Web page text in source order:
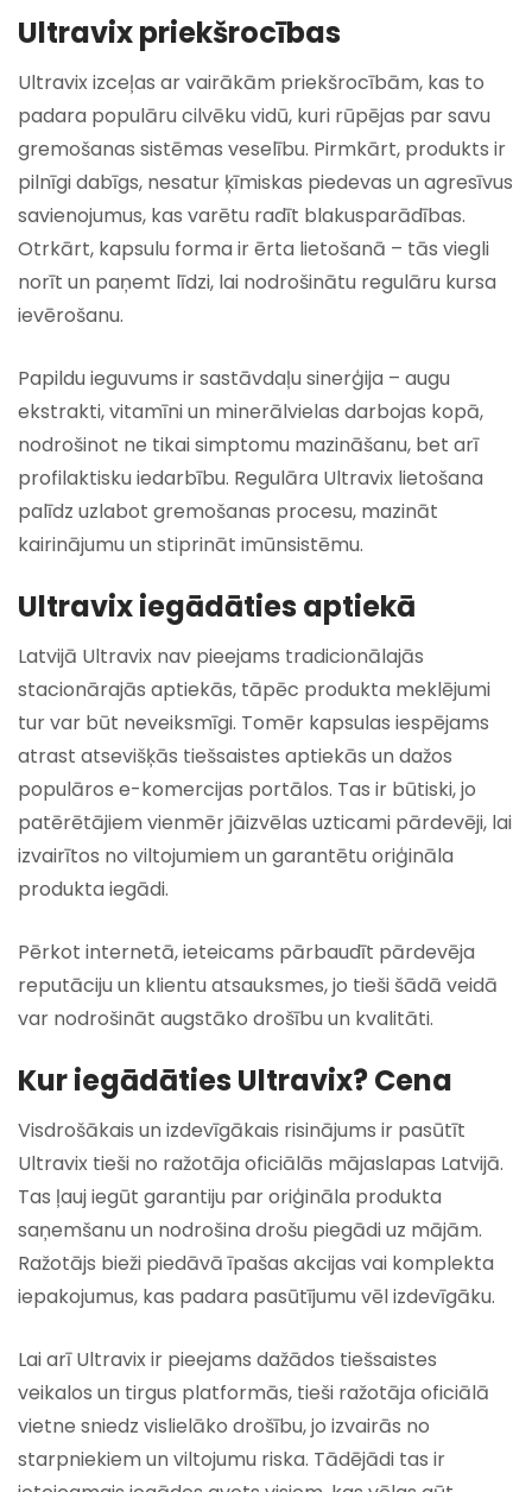
Ultravix priekšrocības
Ultravix izceļas ar vairākām priekšrocībām, kas to
padara populāru cilvēku vidū, kuri rūpējas par savu
gremošanas sistēmas veselību. Pirmkārt, produkts ir
pilnīgi dabīgs, nesatur ķīmiskas piedevas un agresīvus
savienojumus, kas varētu radīt blakusparādības.
Otrkārt, kapsulu forma ir ērta lietošanā – tās viegli
norīt un paņemt līdzi, lai nodrošinātu regulāru kursa
ievērošanu.
Papildu ieguvums ir sastāvdaļu sinerģija – augu
ekstrakti, vitamīni un minerālvielas darbojas kopā,
nodrošinot ne tikai simptomu mazināšanu, bet arī
profilaktisku iedarbību. Regulāra Ultravix lietošana
palīdz uzlabot gremošanas procesu, mazināt
kairinājumu un stiprināt imūnsistēmu.
Ultravix iegādāties aptiekā
Latvijā Ultravix nav pieejams tradicionālajās
stacionārajās aptiekās, tāpēc produkta meklējumi
tur var būt neveiksmīgi. Tomēr kapsulas iespējams
atrast atsevišķās tiešsaistes aptiekās un dažos
populāros e-komercijas portālos. Tas ir būtiski, jo
patērētājiem vienmēr jāizvēlas uzticami pārdevēji, lai
izvairītos no viltojumiem un garantētu oriģināla
produkta iegādi.
Pērkot internetā, ieteicams pārbaudīt pārdevēja
reputāciju un klientu atsauksmes, jo tieši šādā veidā
var nodrošināt augstāko drošību un kvalitāti.
Kur iegādāties Ultravix? Cena
Visdrošākais un izdevīgākais risinājums ir pasūtīt
Ultravix tieši no ražotāja oficiālās mājaslapas Latvijā.
Tas ļauj iegūt garantiju par oriģināla produkta
saņemšanu un nodrošina drošu piegādi uz mājām.
Ražotājs bieži piedāvā īpašas akcijas vai komplekta
iepakojumus, kas padara pasūtījumu vēl izdevīgāku.
Lai arī Ultravix ir pieejams dažādos tiešsaistes
veikalos un tirgus platformās, tieši ražotāja oficiālā
vietne sniedz vislielāko drošību, jo izvairās no
starpniekiem un viltojumu riska. Tādējādi tas ir